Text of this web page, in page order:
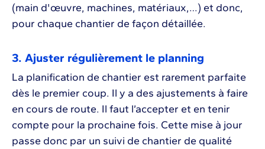
(main d'œuvre, machines, matériaux,…) et donc,
pour chaque chantier de façon détaillée.
3. Ajuster régulièrement le planning
La planification de chantier est rarement parfaite
dès le premier coup. Il y a des ajustements à faire
en cours de route. Il faut l’accepter et en tenir
compte pour la prochaine fois. Cette mise à jour
passe donc par un suivi de chantier de qualité